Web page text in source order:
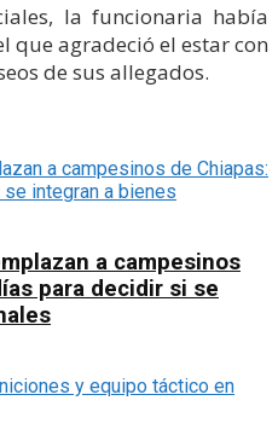
la funcionaria había
que agradeció el estar con
de sus allegados.
a campesinos
para decidir si se